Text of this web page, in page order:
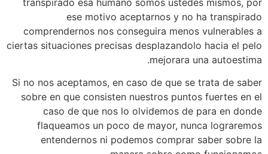
transpirado esa humano somos ustedes mismos, por
ese motivo aceptarnos y no ha transpirado
comprendernos nos conseguira menos vulnerables a
ciertas situaciones precisas desplazandolo hacia el pelo
mejorara una autoestima.
Si no nos aceptamos, en caso de que se trata de saber
sobre en que consisten nuestros puntos fuertes en el
caso de que nos lo olvidemos de para en donde
flaqueamos un poco de mayor, nunca lograremos
entendernos ni podemos comprar saber sobre la